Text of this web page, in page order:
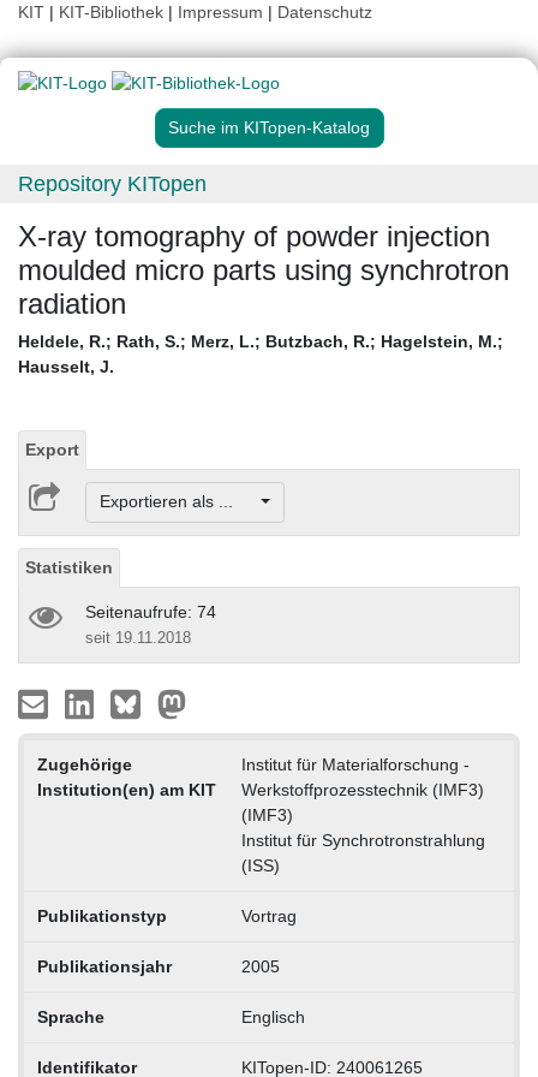
KIT | KIT-Bibliothek | Impressum | Datenschutz
Suche im KITopen-Katalog
Repository KITopen
X-ray tomography of powder injection
moulded micro parts using synchrotron
radiation
Heldele, R.; Rath, S.; Merz, L.; Butzbach, R.; Hagelstein, M.;
Hausselt, J.
Export
Exportieren als ...
Statistiken
Seitenaufrufe: 74
seit 19.11.2018
Zugehörige
Institution(en) am KIT
Institut für Materialforschung -
Werkstoffprozesstechnik (IMF3)
(IMF3)
Institut für Synchrotronstrahlung
(ISS)
Publikationstyp Vortrag
Publikationsjahr 2005
Sprache Englisch
Identifikator KITopen-ID: 240061265